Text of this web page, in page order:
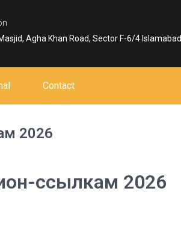
Agha Khan Road, Sector F-6/4 Islamabad
Contact
2026
ссылкам 2026